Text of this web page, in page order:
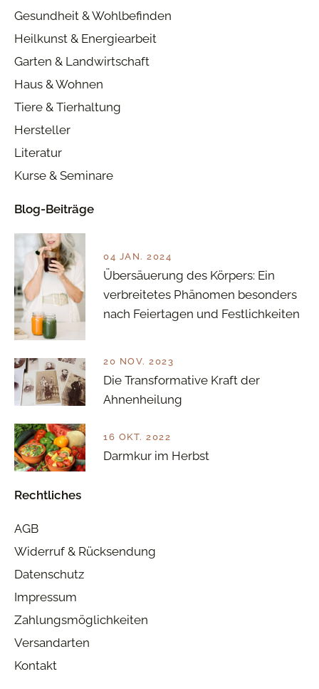
Gesundheit & Wohlbefinden
Heilkunst & Energiearbeit
Garten & Landwirtschaft
Haus & Wohnen
Tiere & Tierhaltung
Hersteller
Literatur
Kurse & Seminare
Blog-Beiträge
04 JAN. 2024
Übersäuerung des Körpers: Ein
verbreitetes Phänomen besonders
nach Feiertagen und Festlichkeiten
20 NOV. 2023
Die Transformative Kraft der
Ahnenheilung
16 OKT. 2022
Darmkur im Herbst
Rechtliches
AGB
Widerruf & Rücksendung
Datenschutz
Impressum
Zahlungsmöglichkeiten
Versandarten
Kontakt